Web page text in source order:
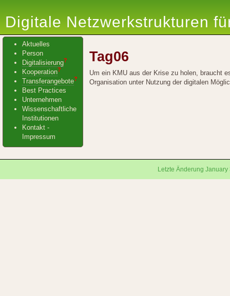
Digitale Netzwerkstrukturen
Aktuelles
Person
Digitalisierung?
Kooperation?
Transferangebote?
Best Practices
Unternehmen
Wissenschaftliche
Institutionen
Kontakt -
Impressum
Tag06
Um ein KMU aus der Krise zu holen, braucht
Organisation unter Nutzung der digitalen
Letzte Änderung